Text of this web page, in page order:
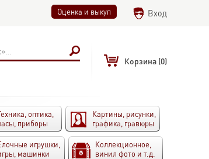
Оценка и выкуп Вход
Корзина (0)
оптика,
приборы
Картины, рисунки,
графика, гравюры
игрушки,
машинки
Коллекционное,
винил фото и т.д.